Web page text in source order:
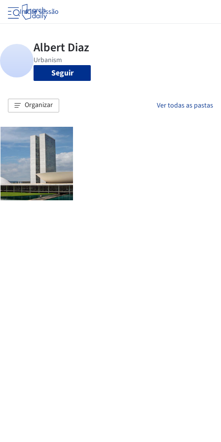
Iniciar sessão
Seguir
Organizar Ver todas as pastas